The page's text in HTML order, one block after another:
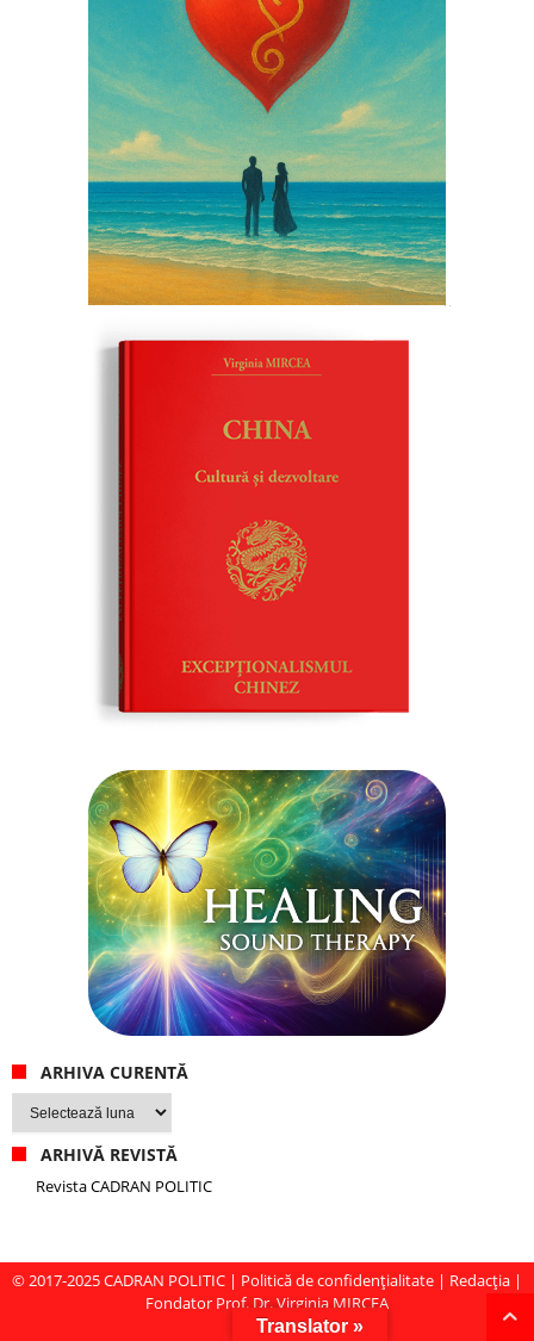
ARHIVA CURENTĂ
Arhiva
ARHIVĂ REVISTĂ
Revista CADRAN POLITIC
© 2017-2025CADRAN POLITIC | Politică de confidențialitate | Redacția |
Fondator Prof. Dr. Virginia MIRCEA
Translator »